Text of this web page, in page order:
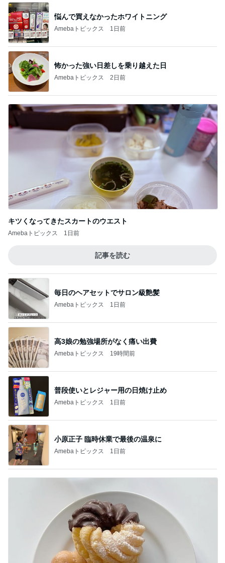
悩んで買えなかったホワイトニング
Amebaトピックス 1日前
怖かった強い日差しを乗り越えた日
Amebaトピックス 2日前
キツくなってきたスカートのウエスト
Amebaトピックス 1日前
記事を読む
毎日のヘアセットでサロン級艶髪
Amebaトピックス 1日前
高3娘の勉強場所がなく痛い出費
Amebaトピックス 19時間前
普段使いとレジャー用の日焼け止め
Amebaトピックス 1日前
小原正子 臨時休業で最後の温泉に
Amebaトピックス 1日前